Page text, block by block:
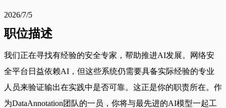
2026/7/5
职位描述
我们正在寻找有经验的安全专家，帮助推进AI发展。网络安
全平台日益依赖AI，但这些系统仍需要具备实际经验的专业
人员来验证输出在实践中是否可靠。这正是你的职责所在。作
为DataAnnotation团队的一员，你将与最先进的AI模型一起工